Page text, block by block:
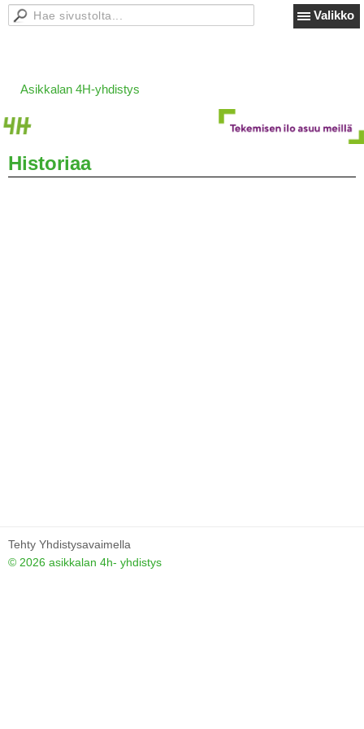
Valikko
Asikkalan 4H-yhdistys
Historiaa
Tehty Yhdistysavaimella
© 2026 asikkalan 4h- yhdistys